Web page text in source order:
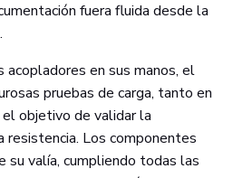
fuera fluida desde la
en sus manos, el
pruebas de carga, tanto en
objetivo de validar la
Los componentes
su valía, cumpliendo todas las